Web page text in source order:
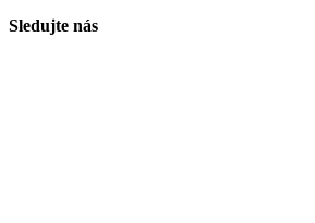
Sledujte nás